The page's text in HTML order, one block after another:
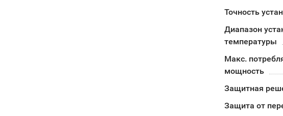
Точность
Диапазон
температуры
Макс.
мощность
Защитная
Защита от